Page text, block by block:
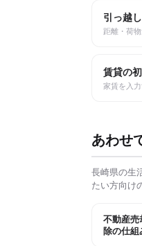
引っ越
距離・荷
賃貸の
家賃を入
あわせ
長崎県の生
たい方向け
不動産売
除の仕組